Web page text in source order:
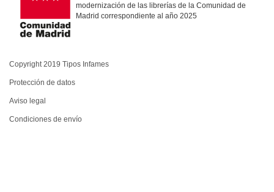
modernización de las librerías de la Comunidad de
Madrid correspondiente al año 2025
Copyright 2019 Tipos Infames
Protección de datos
Aviso legal
Condiciones de envío